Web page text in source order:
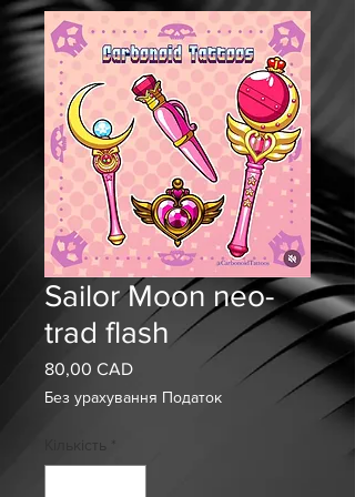
Sailor Moon neo-
trad flash
80,00 CADЦіна
Без урахування Податок
*